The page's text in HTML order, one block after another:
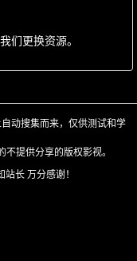
们更换资源。
动搜集而来，仅供测试和学
提供分享的版权影视。
长 万分感谢！